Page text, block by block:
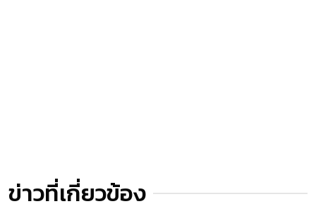
ข่าวที่เกี่ยวข้อง